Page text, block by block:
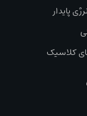
پایدار
کلاسیک